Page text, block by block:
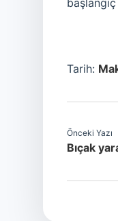
Tarih:
Önceki Yazı
Bıçak